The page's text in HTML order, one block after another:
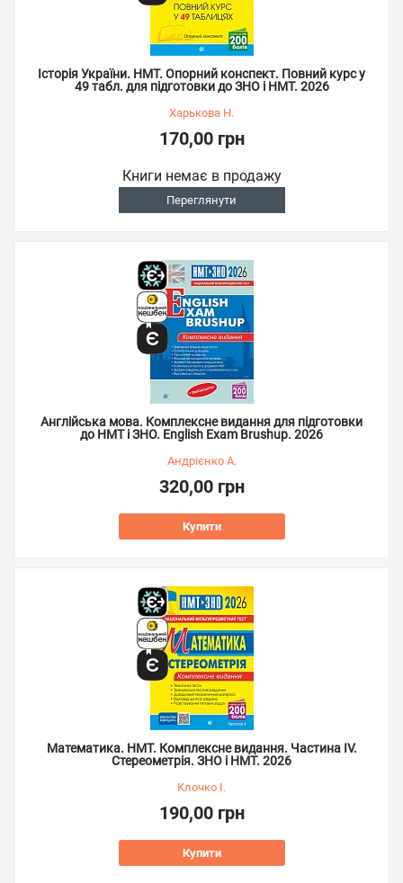
Історія України. НМТ. Опорний конспект. Повний курс у
49 табл. для підготовки до ЗНО і НМТ. 2026
Харькова Н.
170,00 грн
Книги немає в продажу
Переглянути
Англійська мова. Комплексне видання для підготовки
до НМТ і ЗНО. English Exam Brushup. 2026
Андрієнко А.
320,00 грн
Купити
Математика. НМТ. Комплексне видання. Частина ІV.
Стереометрія. ЗНО і НМТ. 2026
Клочко І.
190,00 грн
Купити